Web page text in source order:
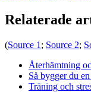
Relaterade
(Source 1 ; Source 2;
Återhämtning
Så bygger du
Träning och